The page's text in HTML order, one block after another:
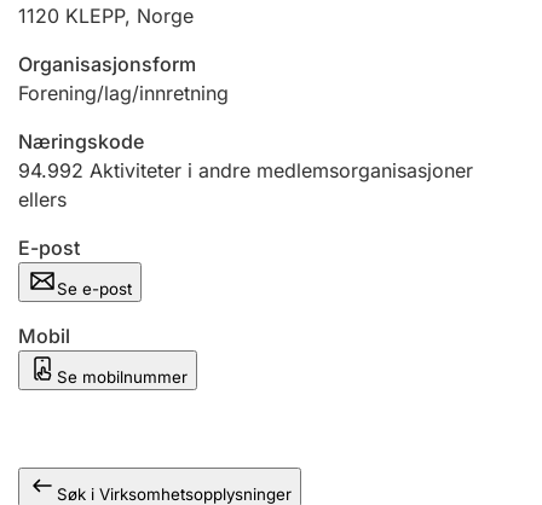
Ektepaktveileder
Offentlig sektor
Andre tema
1120 KLEPP, Norge
Organisasjonsform
Forening/lag/innretning
Næringskode
94.992 Aktiviteter i andre medlemsorganisasjoner
ellers
E-post
Se e-post
Mobil
Se mobilnummer
Søk i Virksomhetsopplysninger